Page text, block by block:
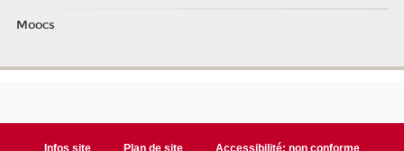
Moocs
Infos site Plan de site Accessibilité: non conforme